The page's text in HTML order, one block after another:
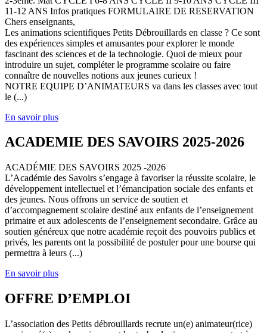
11-12 ANS Infos pratiques FORMULAIRE DE RESERVATION
Chers enseignants,
Les animations scientifiques Petits Débrouillards en classe ? Ce sont
des expériences simples et amusantes pour explorer le monde
fascinant des sciences et de la technologie. Quoi de mieux pour
introduire un sujet, compléter le programme scolaire ou faire
connaître de nouvelles notions aux jeunes curieux !
NOTRE EQUIPE D’ANIMATEURS va dans les classes avec tout
le (...)
En savoir plus
ACADEMIE DES SAVOIRS 2025-2026
ACADÉMIE DES SAVOIRS 2025 -2026
L’Académie des Savoirs s’engage à favoriser la réussite scolaire, le
développement intellectuel et l’émancipation sociale des enfants et
des jeunes. Nous offrons un service de soutien et
d’accompagnement scolaire destiné aux enfants de l’enseignement
primaire et aux adolescents de l’enseignement secondaire. Grâce au
soutien généreux que notre académie reçoit des pouvoirs publics et
privés, les parents ont la possibilité de postuler pour une bourse qui
permettra à leurs (...)
En savoir plus
OFFRE D’EMPLOI
L’association des Petits débrouillards recrute un(e) animateur(rice)